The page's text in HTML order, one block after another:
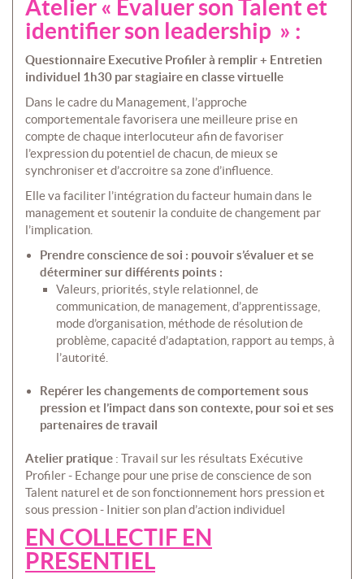
Atelier « Évaluer son Talent et
identifier son leadership » :
Questionnaire Executive Profiler à remplir + Entretien
individuel 1h30 par stagiaire en classe virtuelle
Dans le cadre du Management, l’approche
comportementale favorisera une meilleure prise en
compte de chaque interlocuteur afin de favoriser
l’expression du potentiel de chacun, de mieux se
synchroniser et d’accroitre sa zone d’influence.
Elle va faciliter l’intégration du facteur humain dans le
management et soutenir la conduite de changement par
l’implication.
Prendre conscience de soi : pouvoir s’évaluer et se
déterminer sur différents points :
Valeurs, priorités, style relationnel, de
communication, de management, d’apprentissage,
mode d’organisation, méthode de résolution de
problème, capacité d’adaptation, rapport au temps, à
l’autorité.
Repérer les changements de comportement sous
pression et l’impact dans son contexte, pour soi et ses
partenaires de travail
Atelier pratique : Travail sur les résultats Exécutive
Profiler - Echange pour une prise de conscience de son
Talent naturel et de son fonctionnement hors pression et
sous pression - Initier son plan d’action individuel
EN COLLECTIF EN
PRESENTIEL